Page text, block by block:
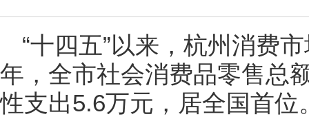
“十四五”以来，杭州消费
年，全市社会消费品零售总
性支出5.6万元，居全国首位